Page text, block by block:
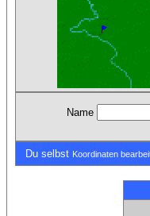
Name
Du selbst Koordinaten